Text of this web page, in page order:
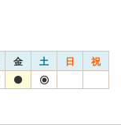
金 土 日 祝